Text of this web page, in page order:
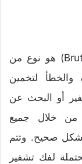
هجوم القوة الغاشمة ( Brute-force attack)‏ هو نوع من
والخطأ لتخمين
أو البحث عن
من خلال جميع
صحيح. وتتم
لفك تشفير